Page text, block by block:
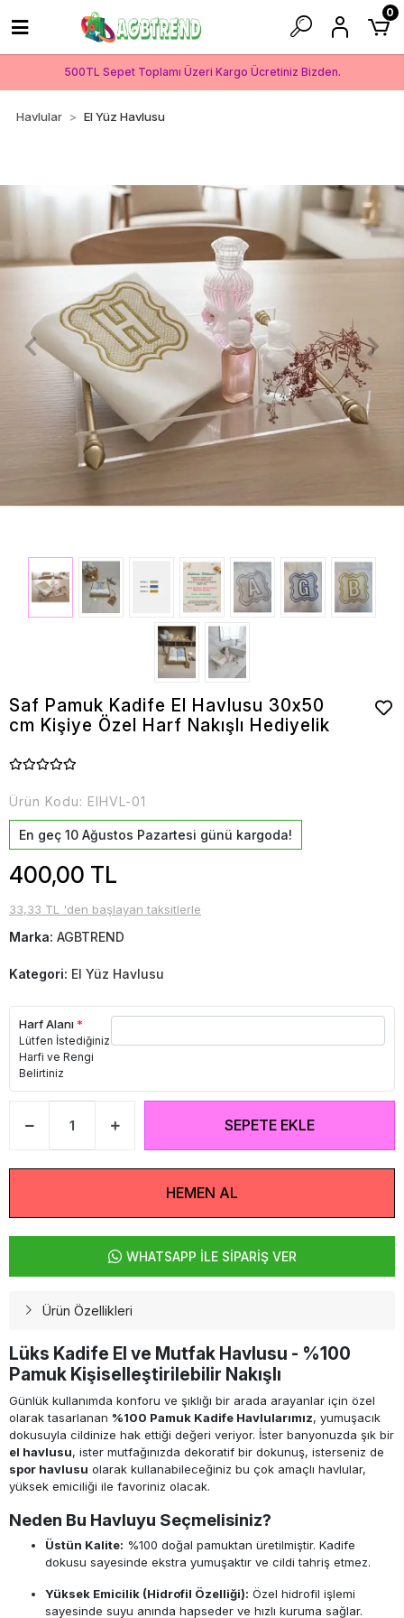
500TL Sepet Toplamı Üzeri Kargo Ücretiniz Bizden.
0
Havlular El Yüz Havlusu
Saf Pamuk Kadife El Havlusu 30x50
cm Kişiye Özel Harf Nakışlı Hediyelik
Ürün Kodu: ElHVL-01
En geç 10 Ağustos Pazartesi günü kargoda!
400,00 TL
33,33 TL 'den başlayan taksitlerle
Marka: AGBTREND
Kategori: El Yüz Havlusu
Harf Alanı*
Lütfen İstediğiniz
Harfi ve Rengi
Belirtiniz
SEPETE EKLE
HEMEN AL
WHATSAPP İLE SİPARİŞ VER
Ürün Özellikleri
Lüks Kadife El ve Mutfak Havlusu - %100
Pamuk Kişiselleştirilebilir Nakışlı
Günlük kullanımda konforu ve şıklığı bir arada arayanlar için özel
olarak tasarlanan %100 Pamuk Kadife Havlularımız, yumuşacık
dokusuyla cildinize hak ettiği değeri veriyor. İster banyonuzda şık bir
el havlusu, ister mutfağınızda dekoratif bir dokunuş, isterseniz de
spor havlusu olarak kullanabileceğiniz bu çok amaçlı havlular,
yüksek emiciliği ile favoriniz olacak.
Neden Bu Havluyu Seçmelisiniz?
Üstün Kalite: %100 doğal pamuktan üretilmiştir. Kadife
dokusu sayesinde ekstra yumuşaktır ve cildi tahriş etmez.
Yüksek Emicilik (Hidrofil Özelliği): Özel hidrofil işlemi
sayesinde suyu anında hapseder ve hızlı kuruma sağlar.